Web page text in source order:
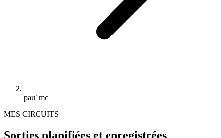
pau1mc
MES CIRCUITS
Sorties planifiées et enregistrées